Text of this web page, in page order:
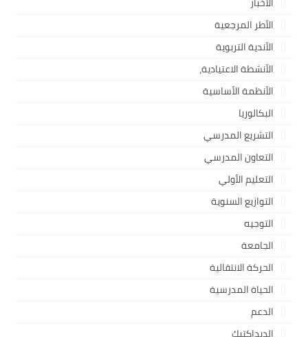
الأطر المرجعية
الأندية التربوية
الأنشطة الاعتيادية،
الأنظمة الأساسية
البكالوريا
التشريع المدرسي
التعاون المدرسي
التعليم الأولي
التوازيع السنوية
التوجيه
الجامعة
الحركة الانتقالية
الحياة المدرسية
الدعم
الديداكتيك